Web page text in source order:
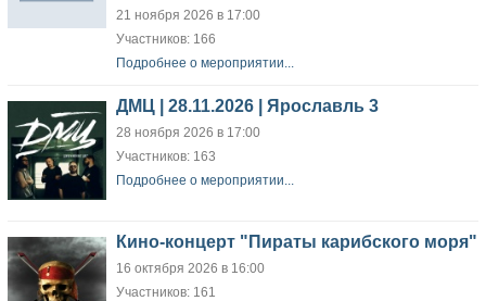
21 ноября 2026 в 17:00
Участников: 166
Подробнее о мероприятии...
ДМЦ | 28.11.2026 | Ярославль 3
28 ноября 2026 в 17:00
Участников: 163
Подробнее о мероприятии...
Кино-концерт "Пираты карибского моря"
16 октября 2026 в 16:00
Участников: 161